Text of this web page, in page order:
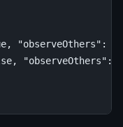
, "observeOthers" :
, "observeOthers" :